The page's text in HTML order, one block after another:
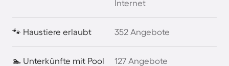
Internet
🐾 Haustiere erlaubt 352 Angebote
🏊 Unterkünfte mit Pool 127 Angebote